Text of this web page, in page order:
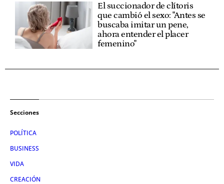
El succionador de clítoris
que cambió el sexo: "Antes se
buscaba imitar un pene,
ahora entender el placer
femenino"
Secciones
POLÍTICA
BUSINESS
VIDA
CREACIÓN